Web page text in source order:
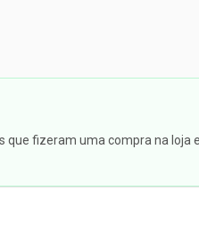
fizeram uma compra na